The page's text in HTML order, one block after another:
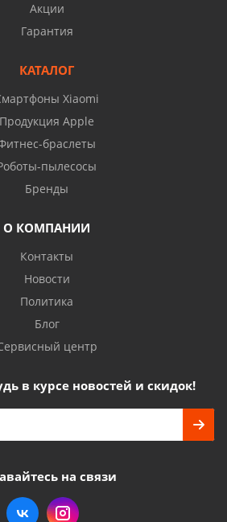
Акции
Гарантия
КАТАЛОГ
Xiaomi
Продукция Apple
браслеты
пылесосы
Бренды
О КОМПАНИИ
Контакты
Новости
Политика
Блог
центр
в курсе новостей и скидок!
на связи